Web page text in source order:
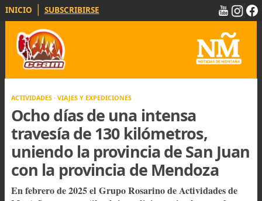
INICIO | SUBSCRIBIRSE
ACTIVIDADES · VIAJES Y EXPEDICIONES
Ocho días de una intensa
travesía de 130 kilómetros,
uniendo la provincia de San
con la provincia de Mendoza